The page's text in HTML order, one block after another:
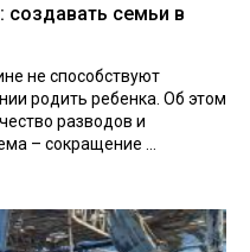
создавать семьи в
не способствуют
родить ребенка. Об этом
разводов и
– сокращение ...